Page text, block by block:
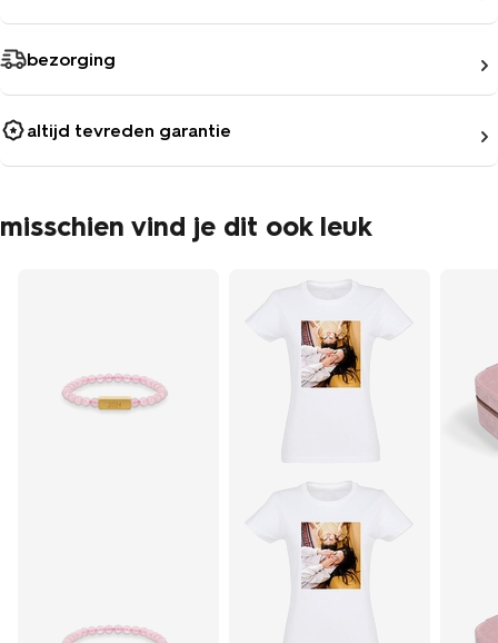
bezorging
altijd tevreden garantie
misschien vind je dit ook leuk